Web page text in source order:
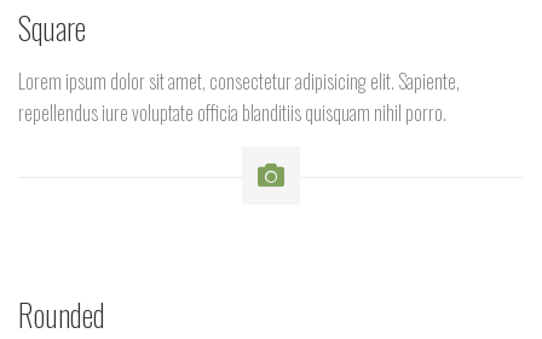
Square
Lorem ipsum dolor sit amet, consectetur adipisicing elit. Sapiente,
repellendus iure voluptate officia blanditiis quisquam nihil porro.
Rounded